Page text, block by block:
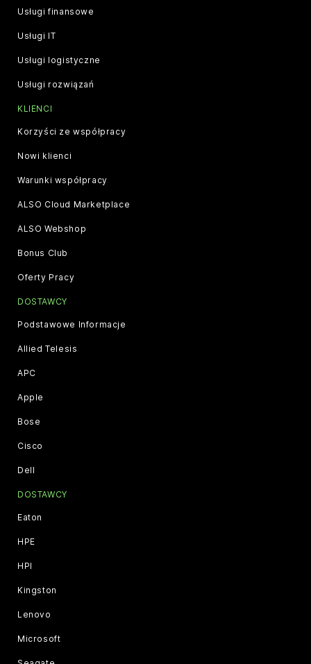
Usługi finansowe
Usługi IT
Usługi logistyczne
Usługi rozwiązań
KLIENCI
Korzyści ze współpracy
Nowi klienci
Warunki współpracy
ALSO Cloud Marketplace
ALSO Webshop
Bonus Club
Oferty Pracy
DOSTAWCY
Podstawowe Informacje
Allied Telesis
APC
Apple
Bose
Cisco
Dell
DOSTAWCY
Eaton
HPE
HPI
Kingston
Lenovo
Microsoft